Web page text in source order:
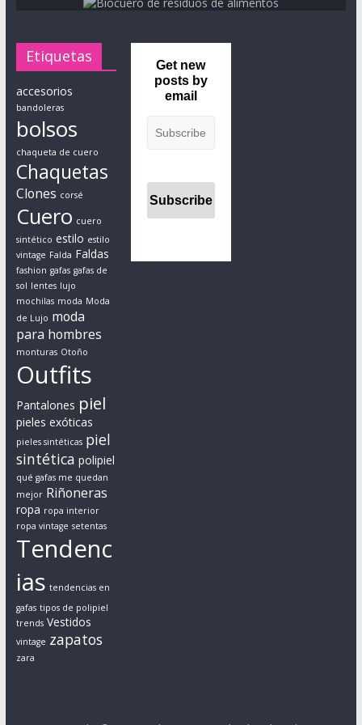
t
a
p
r
á
t
c
o
a
d
a
p
t
a
d
o
a
h
o
m
b
r
e
s
m
u
j
e
r
Etiquetas
accesorios
bandoleras
bolsos
chaqueta de cuero
Chaquetas
Clones corsé
Cuero cuero
sintético estilo estilo
vintage Falda Faldas
fashion gafas gafas de
sol lentes lujo
mochilas moda Moda
de Lujo moda
para hombres
monturas Otoño
Outfits
Pantalones piel
pieles exóticas
pieles sintéticas piel
sintética polipiel
qué gafas me quedan
mejor Riñoneras
ropa ropa interior
ropa vintage setentas
Tendenc
ias tendencias en
gafas tipos de polipiel
trends Vestidos
vintage zapatos
zara
Get new
posts by
email